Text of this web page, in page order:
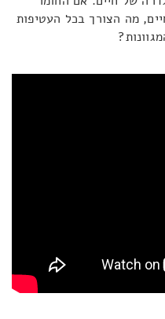
מה הצורך בכל העטיפות